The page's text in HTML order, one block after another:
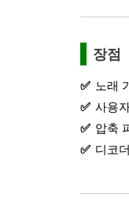
장점
노래
사용
압축
디코